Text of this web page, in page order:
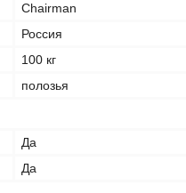
Chairman
Россия
100 кг
полозья
Да
Да